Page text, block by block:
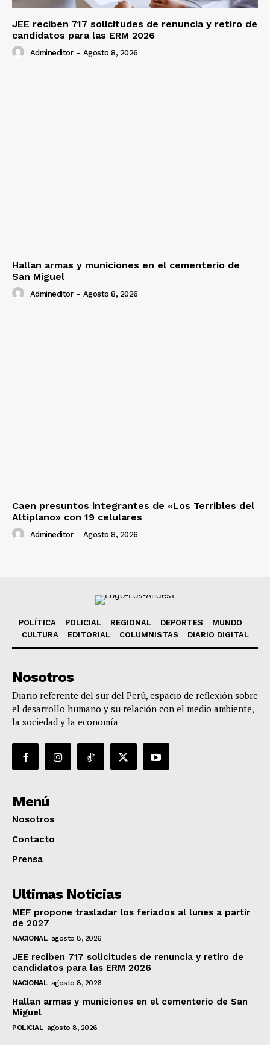
JEE reciben 717 solicitudes de renuncia y retiro de
candidatos para las ERM 2026
Admineditor - Agosto 8, 2026
Hallan armas y municiones en el cementerio de
San Miguel
Admineditor - Agosto 8, 2026
Caen presuntos integrantes de «Los Terribles del
Altiplano» con 19 celulares
Admineditor - Agosto 8, 2026
POLÍTICA POLICIAL REGIONAL DEPORTES
MUNDO
CULTURA
EDITORIAL COLUMNISTAS DIARIO DIGITAL
Nosotros
Diario referente del sur del Perú, espacio de reflexión sobre
el desarrollo humano y su relación con el medio ambiente,
la sociedad y la economía
Menú
Nosotros
Contacto
Prensa
Ultimas Noticias
MEF propone trasladar los feriados al lunes a partir
de 2027
NACIONAL agosto 8, 2026
JEE reciben 717 solicitudes de renuncia y retiro de
candidatos para las ERM 2026
NACIONAL agosto 8, 2026
Hallan armas y municiones en el cementerio de San
Miguel
POLICIAL agosto 8, 2026